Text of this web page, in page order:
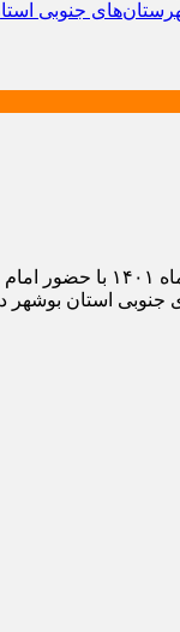
آیین اهدای جهیزیه به زوج‌های جوان نیازمند تحت پوشش کمیته
جنوبی استان